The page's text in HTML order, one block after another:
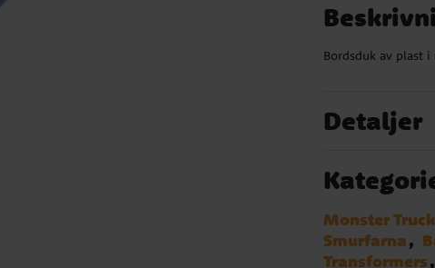
Bordsduk av plast i
Detaljer
Monster Truck
Smurfarna
Transformers